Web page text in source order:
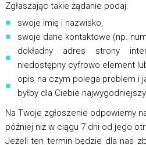
Zgłaszając takie żądanie podaj:
swoje imię i nazwisko,
swoje dane kontaktowe (np.
dokładny adres strony
niedostępny cyfrowo element
opis na czym polega problem i
byłby dla Ciebie
Na Twoje zgłoszenie odpowiemy
później niż w ciągu 7 dni od jego
Jeżeli ten termin będzie dla nas